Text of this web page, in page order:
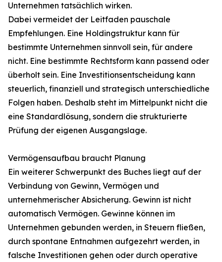
Unternehmen tatsächlich wirken.
Dabei vermeidet der Leitfaden pauschale
Empfehlungen. Eine Holdingstruktur kann für
bestimmte Unternehmen sinnvoll sein, für andere
nicht. Eine bestimmte Rechtsform kann passend oder
überholt sein. Eine Investitionsentscheidung kann
steuerlich, finanziell und strategisch unterschiedliche
Folgen haben. Deshalb steht im Mittelpunkt nicht die
eine Standardlösung, sondern die strukturierte
Prüfung der eigenen Ausgangslage.
Vermögensaufbau braucht Planung
Ein weiterer Schwerpunkt des Buches liegt auf der
Verbindung von Gewinn, Vermögen und
unternehmerischer Absicherung. Gewinn ist nicht
automatisch Vermögen. Gewinne können im
Unternehmen gebunden werden, in Steuern fließen,
durch spontane Entnahmen aufgezehrt werden, in
falsche Investitionen gehen oder durch operative